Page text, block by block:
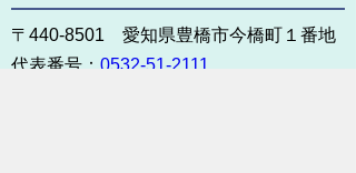
〒440-8501 愛知県豊橋市今橋町１番地
代表番号： 0532-51-2111